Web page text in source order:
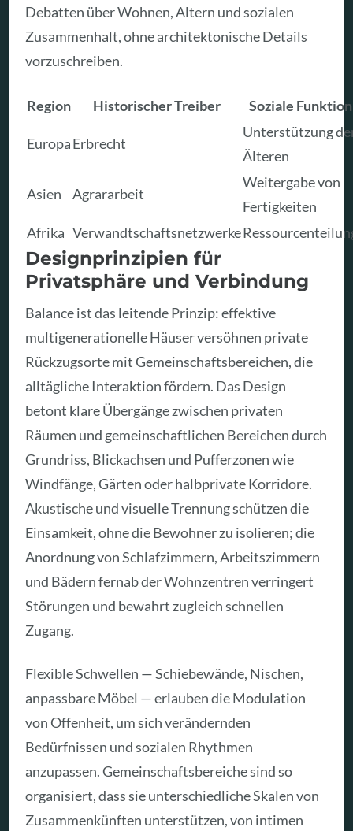
Debatten über Wohnen, Altern und sozialen
Zusammenhalt, ohne architektonische Details
vorzuschreiben.
Region Historischer Treiber Soziale Funktion
EuropaErbrecht
Unterstützung
Älteren
Asien Agrararbeit
Weitergabe von
Fertigkeiten
Afrika Verwandtschaftsnetzwerke
Designprinzipien für
Privatsphäre und Verbindung
Balance ist das leitende Prinzip: effektive
multigenerationelle Häuser versöhnen private
Rückzugsorte mit Gemeinschaftsbereichen, die
alltägliche Interaktion fördern. Das Design
betont klare Übergänge zwischen privaten
Räumen und gemeinschaftlichen Bereichen durch
Grundriss, Blickachsen und Pufferzonen wie
Windfänge, Gärten oder halbprivate Korridore.
Akustische und visuelle Trennung schützen die
Einsamkeit, ohne die Bewohner zu isolieren; die
Anordnung von Schlafzimmern, Arbeitszimmern
und Bädern fernab der Wohnzentren verringert
Störungen und bewahrt zugleich schnellen
Zugang.
Flexible Schwellen — Schiebewände, Nischen,
anpassbare Möbel — erlauben die Modulation
von Offenheit, um sich verändernden
Bedürfnissen und sozialen Rhythmen
anzupassen. Gemeinschaftsbereiche sind so
organisiert, dass sie unterschiedliche Skalen von
Zusammenkünften unterstützen, von intimen